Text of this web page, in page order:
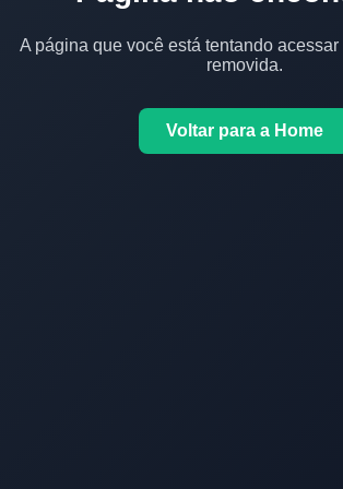
A página que você está tentando
removida.
Voltar para a Home